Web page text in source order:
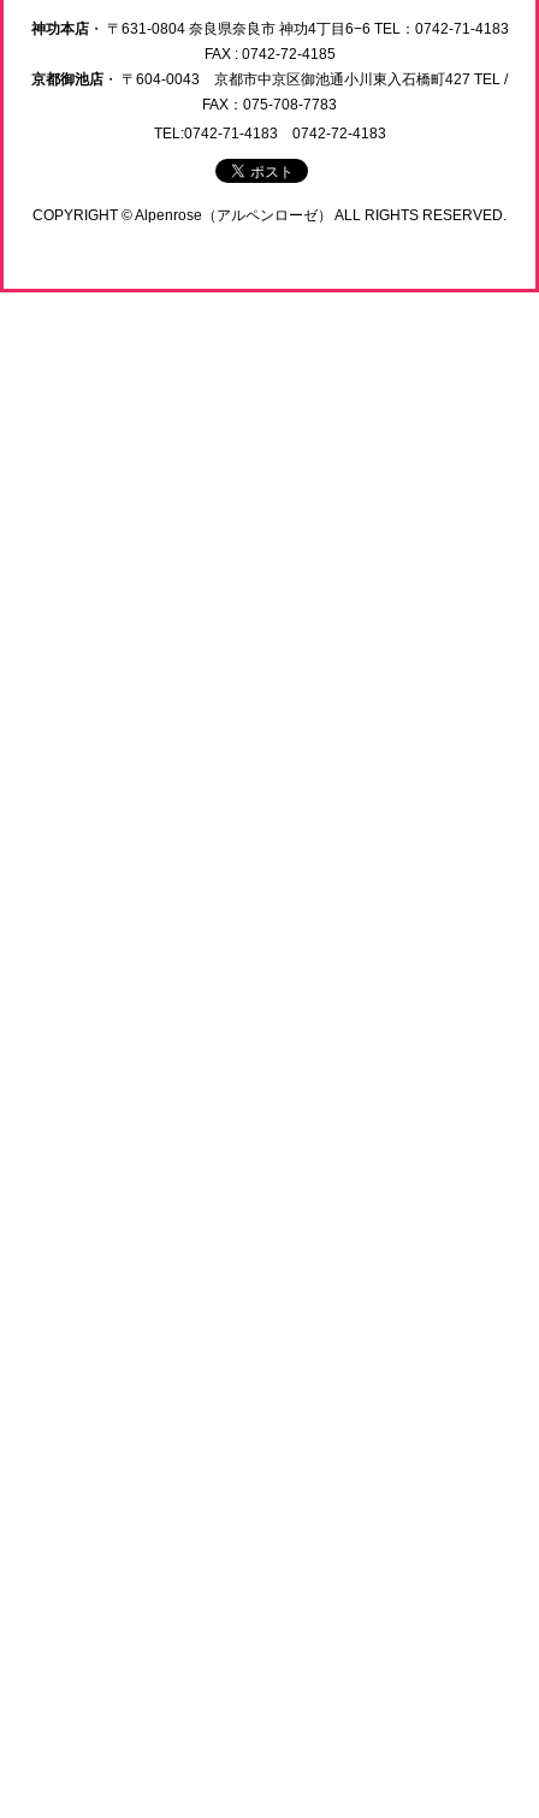
神功本店・ 〒631-0804 奈良県奈良市 神功4丁目6−6 TEL：0742-71-4183
FAX : 0742-72-4185
京都御池店 ・ 〒604-0043 京都市中京区御池通小川東入石橋町427 TEL /
FAX：075-708-7783
TEL:0742-71-4183 0742-72-4183
COPYRIGHT © Alpenrose（アルペンローゼ） ALL RIGHTS RESERVED.